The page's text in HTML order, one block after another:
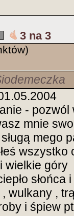
3 na 3
-
mnie
mego
wszystko
wielkie góry
wulkany ,
i śpiew